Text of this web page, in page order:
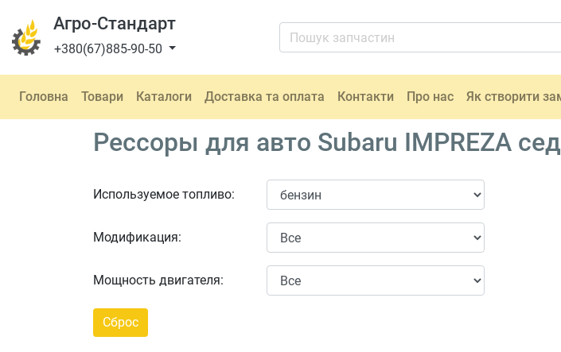
Агро-Стандарт
+380(67)885-90-50
Головна Товари Каталоги Доставка та оплата Контакти Про нас Як створити
Рессоры для авто Subaru IMPREZA
Используемое топливо:
Модификация:
Мощность двигателя: